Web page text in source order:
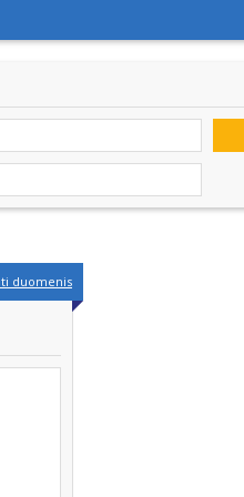
duomenis